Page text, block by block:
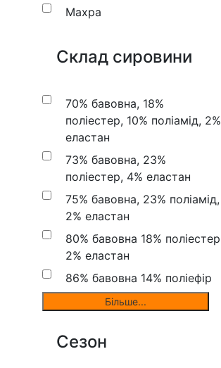
Махра
Склад сировини
70% бавовна, 18%
поліестер, 10% поліамід, 2%
еластан
73% бавовна, 23%
поліестер, 4% еластан
75% бавовна, 23% поліамід,
2% еластан
80% бавовна 18% поліестер
2% еластан
86% бавовна 14% поліефір
Сезон